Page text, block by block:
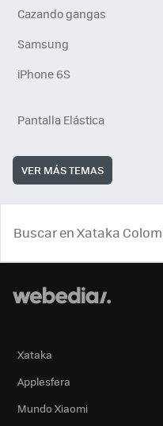
Cazando gangas
Samsung
iPhone 6S
Pantalla Elástica
VER MÁS TEMAS
Xataka
Applesfera
Mundo Xiaomi